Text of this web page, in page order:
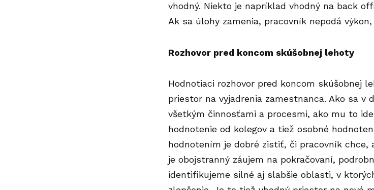
vhodný. Niekto je napríklad vhodný na back
Ak sa úlohy zamenia, pracovník nepodá
Rozhovor pred koncom skúšobnej lehoty
Hodnotiaci rozhovor pred koncom skúšobnej
priestor na vyjadrenia zamestnanca. Ako sa v
všetkým činnosťami a procesmi, ako mu to
hodnotenie od kolegov a tiež osobné
hodnotením je dobré zistiť, či pracovník chce,
je obojstranný záujem na pokračovaní,
identifikujeme silné aj slabšie oblasti, v